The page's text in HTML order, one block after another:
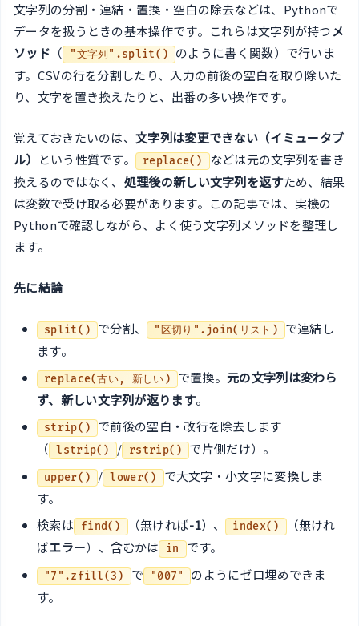
文字列の分割・連結・置換・空白の除去などは、Pythonで
データを扱うときの基本操作です。これらは文字列が持つメ
ソッド （ "文字列".split()
のように書く関数）で行いま
す。CSVの行を分割したり、入力の前後の空白を取り除いた
り、文字を置き換えたりと、出番の多い操作です。
覚えておきたいのは、 文字列は変更できない（イミュータブ
ル）
という性質です。 replace()
などは元の文字列を書き
換えるのではなく、 処理後の新しい文字列を返すため、結果
は変数で受け取る必要があります。この記事では、実機の
Pythonで確認しながら、よく使う文字列メソッドを整理し
ます。
先に結論
split() で分割、 "区切り".join(リスト)
で連結し
ます。
replace(古い, 新しい) で置換。元の文字列は変わら
ず、新しい文字列が返ります。
strip()
で前後の空白・改行を除去します
（
lstrip() / rstrip() で片側だけ）。
upper() / lower()
で大文字・小文字に変換しま
す。
検索は
find() （無ければ-1）、 index()
（無けれ
ばエラー）、含むかは in です。
"7".zfill(3) で "007"
のようにゼロ埋めできま
す。